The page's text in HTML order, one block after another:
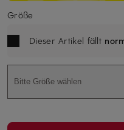
Größe
Dieser Artikel fällt
Bitte Größe wählen